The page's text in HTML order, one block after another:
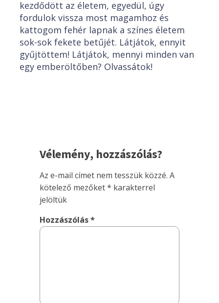
kezdődött az életem, egyedül, úgy
fordulok vissza most magamhoz és
kattogom fehér lapnak a színes életem
sok-sok fekete betűjét. Látjátok, ennyit
gyűjtöttem! Látjátok, mennyi minden van
egy emberöltőben? Olvassátok!
Vélemény, hozzászólás?
Az e-mail címet nem tesszük közzé. A
kötelező mezőket* karakterrel
jelöltük
Hozzászólás*